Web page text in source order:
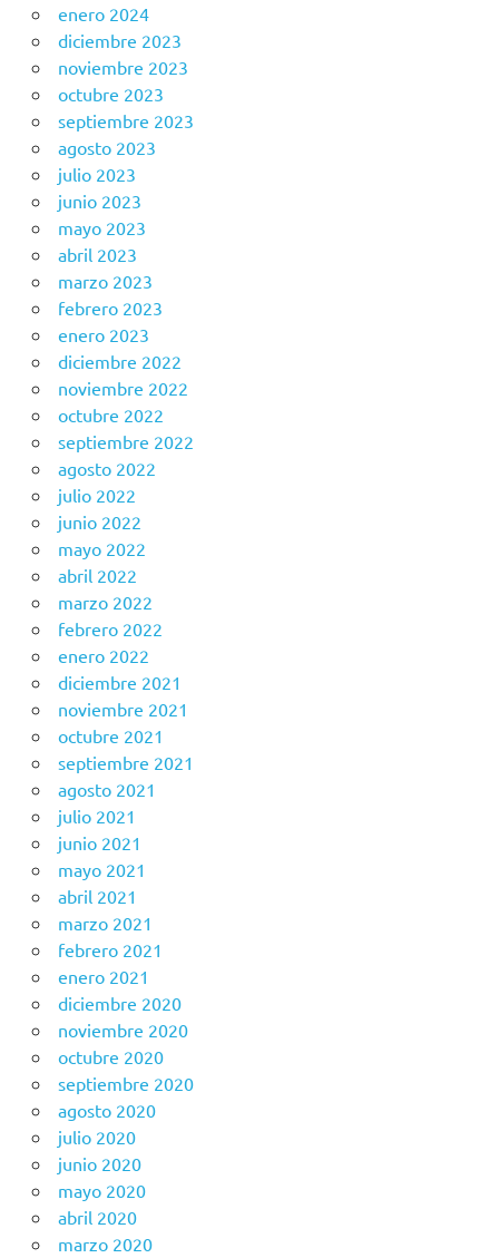
enero 2024
diciembre 2023
noviembre 2023
octubre 2023
septiembre 2023
agosto 2023
julio 2023
junio 2023
mayo 2023
abril 2023
marzo 2023
febrero 2023
enero 2023
diciembre 2022
noviembre 2022
octubre 2022
septiembre 2022
agosto 2022
julio 2022
junio 2022
mayo 2022
abril 2022
marzo 2022
febrero 2022
enero 2022
diciembre 2021
noviembre 2021
octubre 2021
septiembre 2021
agosto 2021
julio 2021
junio 2021
mayo 2021
abril 2021
marzo 2021
febrero 2021
enero 2021
diciembre 2020
noviembre 2020
octubre 2020
septiembre 2020
agosto 2020
julio 2020
junio 2020
mayo 2020
abril 2020
marzo 2020